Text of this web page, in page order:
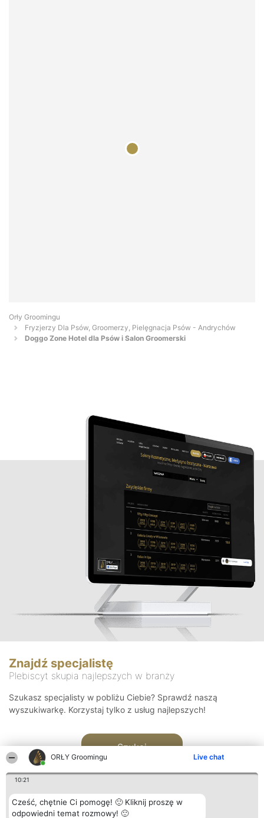
ORŁY Groomingu Live chat
10:21
Cześć, chętnie Ci pomogę! 🙂 Kliknij proszę w
odpowiedni temat rozmowy! 🙂
Orły Groomingu
Fryzjerzy Dla Psów, Groomerzy, Pielęgnacja Psów - Andrychów
Doggo Zone Hotel dla Psów i Salon Groomerski
Znajdź specjalistę
Plebiscyt skupia najlepszych w branży
Szukasz specjalisty w pobliżu Ciebie? Sprawdź naszą
wyszukiwarkę. Korzystaj tylko z usług najlepszych!
Szukaj